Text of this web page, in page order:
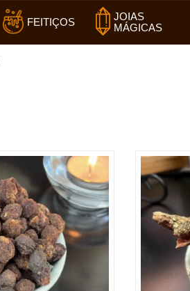
FEITIÇOS
JOIAS
MÁGICAS